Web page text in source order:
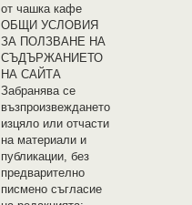
от чашка кафе
OБЩИ УСЛОВИЯ
ЗА ПОЛЗВАНЕ НА
СЪДЪРЖАНИЕТО
НА САЙТА
Забранява се
възпроизвеждането
изцяло или отчасти
на материали и
публикации, без
предварително
писмено съгласие